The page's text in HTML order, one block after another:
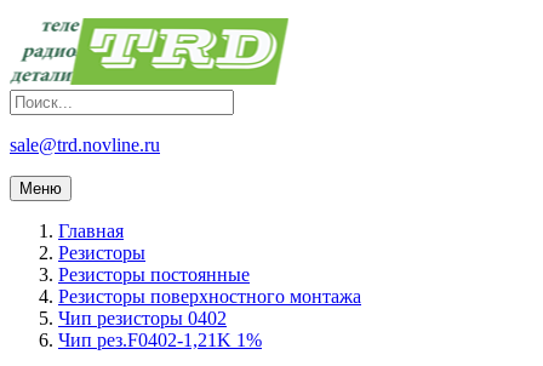
sale@trd.novline.ru
Меню
Главная
Резисторы
Резисторы постоянные
Резисторы поверхностного монтажа
Чип резисторы 0402
Чип рез.F0402-1,21K 1%